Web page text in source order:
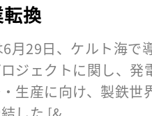
換
月29日、ケルト海で
ジェクトに関し、
生産に向け、製鉄世